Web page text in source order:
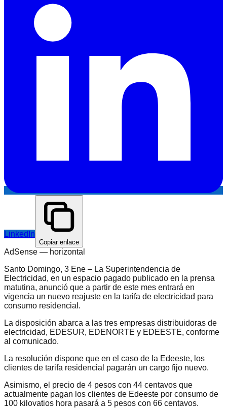
LinkedIn
Copiar enlace
AdSense — horizontal
Santo Domingo, 3 Ene – La Superintendencia de
Electricidad, en un espacio pagado publicado en la prensa
matutina, anunció que a partir de este mes entrará en
vigencia un nuevo reajuste en la tarifa de electricidad para
consumo residencial.
La disposición abarca a las tres empresas distribuidoras de
electricidad, EDESUR, EDENORTE y EDEESTE, conforme
al comunicado.
La resolución dispone que en el caso de la Edeeste, los
clientes de tarifa residencial pagarán un cargo fijo nuevo.
Asimismo, el precio de 4 pesos con 44 centavos que
actualmente pagan los clientes de Edeeste por consumo de
100 kilovatios hora pasará a 5 pesos con 66 centavos.